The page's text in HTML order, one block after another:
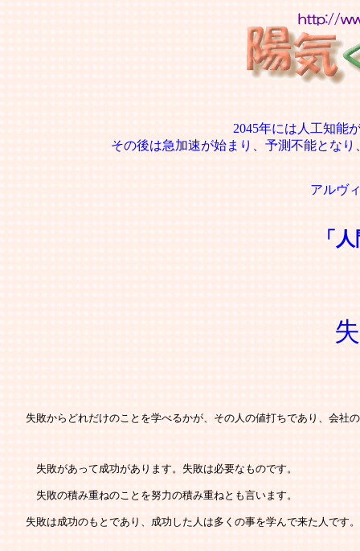
2045年には人工知能
その後は急加速が始まり、予測不能とな
アルヴ
「
失敗からどれだけのことを学べるかが、その人の値打ちであり、会社
失敗があって成功があります。失敗は必要なものです。
失敗の積み重ねのことを努力の積み重ねとも言います。
失敗は成功のもとであり、成功した人は多くの事を学んで来た人です